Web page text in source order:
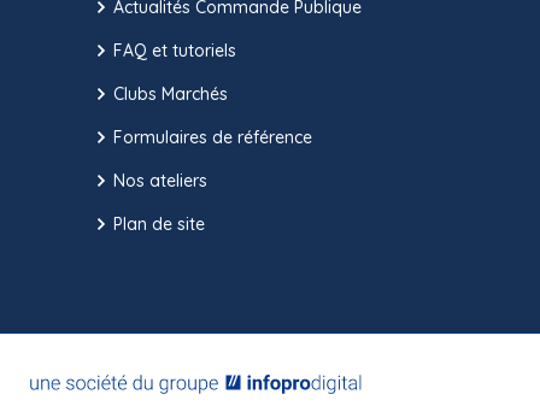
Actualités Commande Publique
FAQ et tutoriels
Clubs Marchés
Formulaires de référence
Nos ateliers
Plan de site